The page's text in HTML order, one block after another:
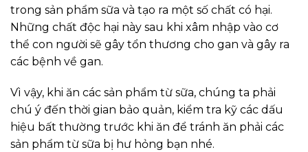
trong sản phẩm sữa và tạo ra một số chất có hại.
Những chất độc hại này sau khi xâm nhập vào cơ
thể con người sẽ gây tổn thương cho gan và gây ra
các bệnh về gan.
Vì vậy, khi ăn các sản phẩm từ sữa, chúng ta phải
chú ý đến thời gian bảo quản, kiểm tra kỹ các dấu
hiệu bất thường trước khi ăn để tránh ăn phải các
sản phẩm từ sữa bị hư hỏng bạn nhé.